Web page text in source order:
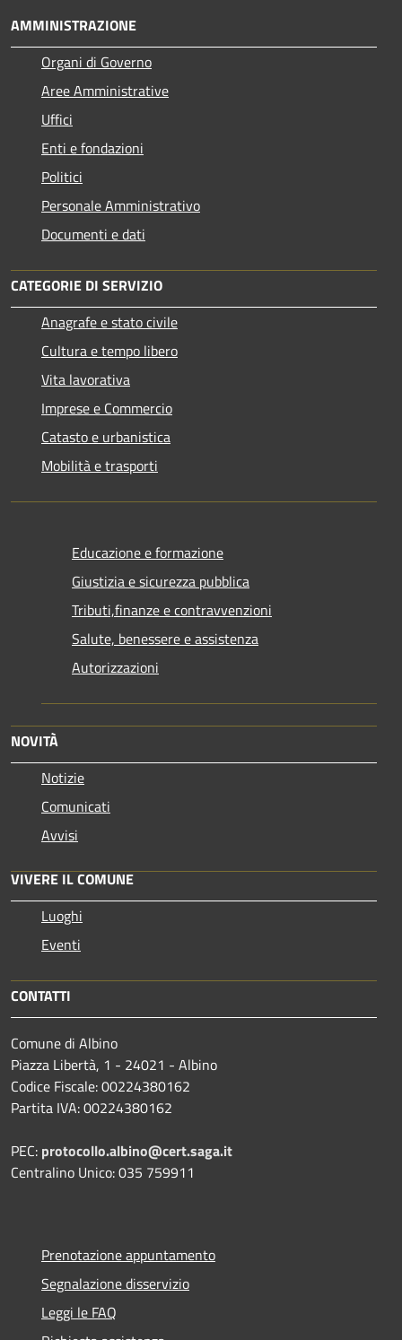
AMMINISTRAZIONE
Organi di Governo
Aree Amministrative
Uffici
Enti e fondazioni
Politici
Personale Amministrativo
Documenti e dati
CATEGORIE DI SERVIZIO
Anagrafe e stato civile
Cultura e tempo libero
Vita lavorativa
Imprese e Commercio
Catasto e urbanistica
Mobilità e trasporti
Educazione e formazione
Giustizia e sicurezza pubblica
Tributi,finanze e contravvenzioni
Salute, benessere e assistenza
Autorizzazioni
NOVITÀ
Notizie
Comunicati
Avvisi
VIVERE IL COMUNE
Luoghi
Eventi
CONTATTI
Comune di Albino
Piazza Libertà, 1 - 24021 - Albino
Codice Fiscale: 00224380162
Partita IVA: 00224380162
PEC: protocollo.albino@cert.saga.it
Centralino Unico: 035 759911
Prenotazione appuntamento
Segnalazione disservizio
Leggi le FAQ